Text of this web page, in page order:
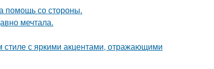
помощь со стороны.
мечтала.
с яркими акцентами, отражающими